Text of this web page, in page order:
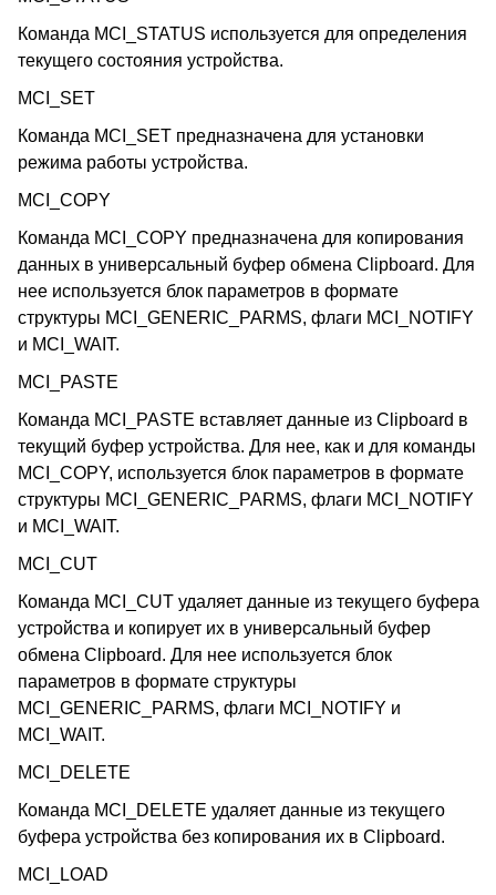
Команда MCI_STATUS используется для определения
текущего состояния устройства.
MCI_SET
Команда MCI_SET предназначена для установки
режима работы устройства.
MCI_COPY
Команда MCI_COPY предназначена для копирования
данных в универсальный буфер обмена Clipboard. Для
нее используется блок параметров в формате
структуры MCI_GENERIC_PARMS, флаги MCI_NOTIFY
и MCI_WAIT.
MCI_PASTE
Команда MCI_PASTE вставляет данные из Clipboard в
текущий буфер устройства. Для нее, как и для команды
MCI_COPY, используется блок параметров в формате
структуры MCI_GENERIC_PARMS, флаги MCI_NOTIFY
и MCI_WAIT.
MCI_CUT
Команда MCI_CUT удаляет данные из текущего буфера
устройства и копирует их в универсальный буфер
обмена Clipboard. Для нее используется блок
параметров в формате структуры
MCI_GENERIC_PARMS, флаги MCI_NOTIFY и
MCI_WAIT.
MCI_DELETE
Команда MCI_DELETE удаляет данные из текущего
буфера устройства без копирования их в Clipboard.
MCI_LOAD